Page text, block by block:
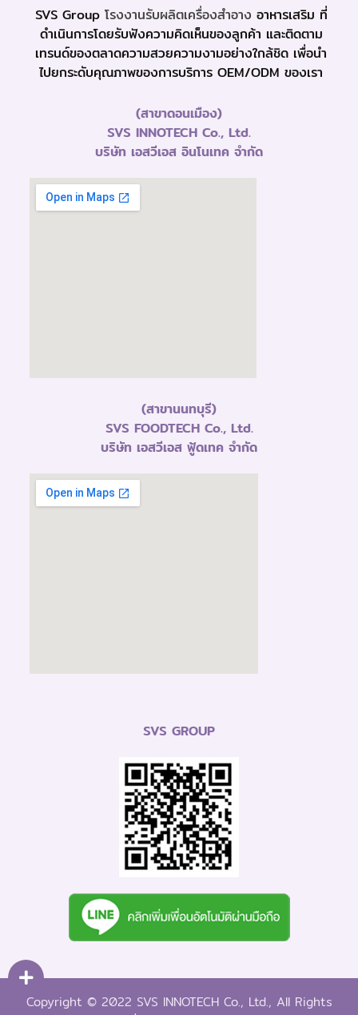
SVS Group โรงงานรับผลิตเครื่องสำอาง อาหารเสริม ที่
ดำเนินการโดยรับฟังความคิดเห็นของลูกค้า และติดตาม
เทรนด์ของตลาดความสวยความงามอย่างใกล้ชิด เพื่อนำ
ไปยกระดับคุณภาพของการบริการ OEM/ODM ของเรา
(สาขาดอนเมือง)
SVS INNOTECH Co., Ltd.
บริษัท เอสวีเอส อินโนเทค จำกัด
(สาขานนทบุรี)
SVS FOODTECH Co., Ltd.
บริษัท เอสวีเอส ฟู้ดเทค จำกัด
SVS GROUP
Copyright © 2022 SVS INNOTECH Co., Ltd., All Rights